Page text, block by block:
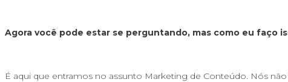
Agora você pode estar se perguntando, mas como eu faço
É aqui que entramos no assunto Marketing de Conteúdo. Nós